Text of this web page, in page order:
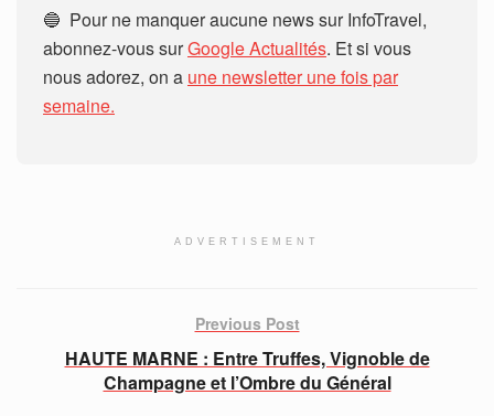
🔵 Pour ne manquer aucune news sur InfoTravel,
abonnez-vous surGoogle Actualités. Et si vous
nous adorez, on a une newsletter une fois par
semaine.
ADVERTISEMENT
Previous Post
HAUTE MARNE : Entre Truffes, Vignoble de
Champagne et l’Ombre du Général